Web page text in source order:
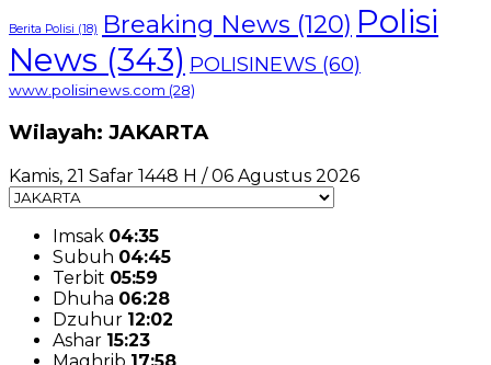
Berita Polisi (18) Breaking News (120) Polisi
News (343) POLISINEWS (60)
www.polisinews.com (28)
Wilayah: JAKARTA
Kamis, 21 Safar 1448 H / 06 Agustus 2026
Imsak 04:35
Subuh 04:45
Terbit 05:59
Dhuha 06:28
Dzuhur 12:02
Ashar 15:23